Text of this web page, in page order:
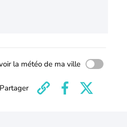
la météo de ma ville
Partager